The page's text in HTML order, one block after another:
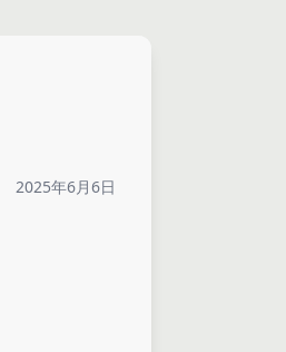
2025年6月6日